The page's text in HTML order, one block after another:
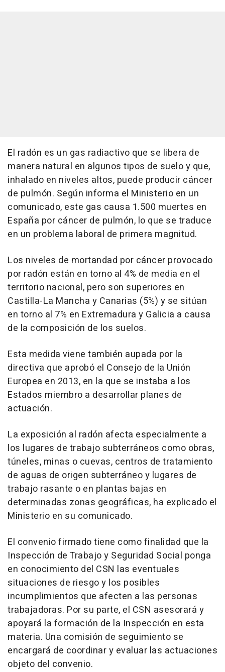
El radón es un gas radiactivo que se libera de
manera natural en algunos tipos de suelo y que,
inhalado en niveles altos, puede producir cáncer
de pulmón. Según informa el Ministerio en un
comunicado, este gas causa 1.500 muertes en
España por cáncer de pulmón, lo que se traduce
en un problema laboral de primera magnitud.
Los niveles de mortandad por cáncer provocado
por radón están en torno al 4% de media en el
territorio nacional, pero son superiores en
Castilla-La Mancha y Canarias (5%) y se sitúan
en torno al 7% en Extremadura y Galicia a causa
de la composición de los suelos.
Esta medida viene también aupada por la
directiva que aprobó el Consejo de la Unión
Europea en 2013, en la que se instaba a los
Estados miembro a desarrollar planes de
actuación.
La exposición al radón afecta especialmente a
los lugares de trabajo subterráneos como obras,
túneles, minas o cuevas, centros de tratamiento
de aguas de origen subterráneo y lugares de
trabajo rasante o en plantas bajas en
determinadas zonas geográficas, ha explicado el
Ministerio en su comunicado.
El convenio firmado tiene como finalidad que la
Inspección de Trabajo y Seguridad Social ponga
en conocimiento del CSN las eventuales
situaciones de riesgo y los posibles
incumplimientos que afecten a las personas
trabajadoras. Por su parte, el CSN asesorará y
apoyará la formación de la Inspección en esta
materia. Una comisión de seguimiento se
encargará de coordinar y evaluar las actuaciones
objeto del convenio.